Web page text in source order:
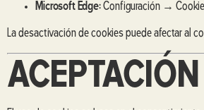
Microsoft Edge: Configuración →
La desactivación de cookies puede afectar al